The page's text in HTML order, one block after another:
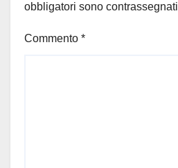
obbligatori sono contrassegnati
Commento *